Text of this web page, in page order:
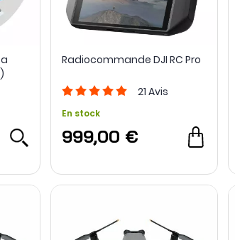
Radiocommande DJI RC Pro
21 Avis
En stock
999,00 €